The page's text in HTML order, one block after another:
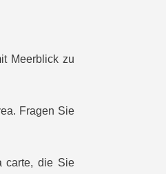
Meerblick zu
Fragen Sie
carte, die Sie